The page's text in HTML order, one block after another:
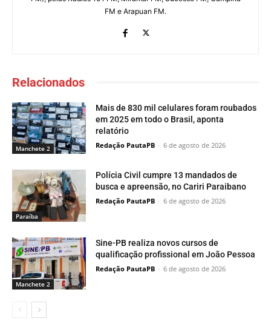
FM e Arapuan FM.
Relacionados
Manchete 2
Mais de 830 mil celulares foram roubados
em 2025 em todo o Brasil, aponta
relatório
Redação PautaPB - 6 de agosto de 2026
Paraí­ba
Polícia Civil cumpre 13 mandados de
busca e apreensão, no Cariri Paraibano
Redação PautaPB - 6 de agosto de 2026
Manchete 2
Sine-PB realiza novos cursos de
qualificação profissional em João Pessoa
Redação PautaPB - 6 de agosto de 2026